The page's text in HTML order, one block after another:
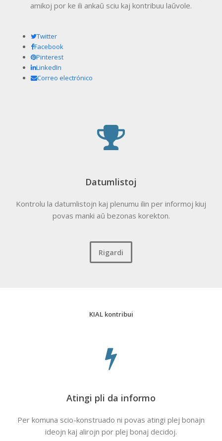
amikoj por ke ili ankaŭ sciu kaj kontribuu laŭvole.
Twitter
Facebook
Pinterest
LinkedIn
Correo electrónico
Datumlistoj
Kontrolu la datumlistojn kaj plenumu ilin per informoj kiuj
povas manki aŭ bezonas korekton.
Rigardi
KIAL kontribui
Atingi pli da informo
Per komuna scio-konstruado ni povas atingi plej bonajn
ideojn kaj alirojn por plej bonaj decidoj.